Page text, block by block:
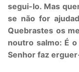
segui-lo. Mas
se não for
Quebrastes os
noutro salmo: É
Senhor faz